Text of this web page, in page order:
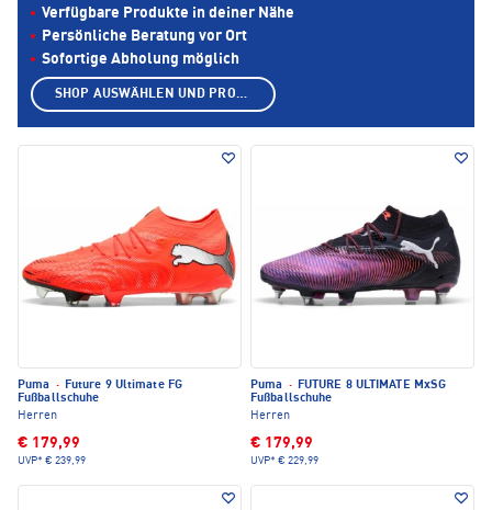
Puma · Future 9 Ultimate FG
Fußballschuhe
Herren
€ 179,99
UVP* € 239,99
Puma · FUTURE 8 ULTIMATE MxSG
Fußballschuhe
Herren
€ 179,99
UVP* € 229,99
Verfügbare Produkte in deiner Nähe
Persönliche Beratung vor Ort
Sofortige Abholung möglich
SHOP AUSWÄHLEN UND PRODUKTE ANZEIGEN